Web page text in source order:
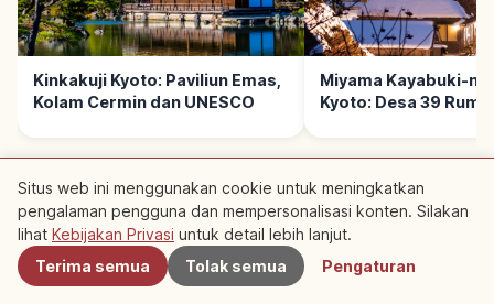
Kinkakuji Kyoto: Paviliun Emas,
Kolam Cermin dan UNESCO
Miyama Kayabuki-
Kyoto: Desa 39
BACA SELANJUTNYA →
Terdekat
Situs web ini menggunakan cookie untuk meningkatkan
pengalaman pengguna dan mempersonalisasi konten. Silakan
lihat Kebijakan Privasi untuk detail lebih lanjut.
Terima semua
Tolak semua Pengaturan